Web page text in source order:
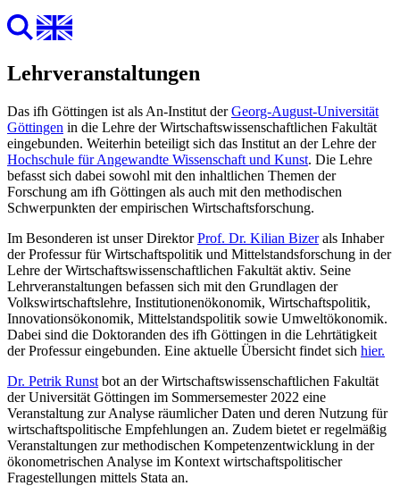
Lehrveranstaltungen
Das ifh Göttingen ist als An-Institut derGeorg-August-Universität
Göttingen in die Lehre der Wirtschaftswissenschaftlichen Fakultät
eingebunden. Weiterhin beteiligt sich das Institut an der Lehre der
Hochschule für Angewandte Wissenschaft und Kunst. Die Lehre
befasst sich dabei sowohl mit den inhaltlichen Themen der
Forschung am ifh Göttingen als auch mit den methodischen
Schwerpunkten der empirischen Wirtschaftsforschung.
Im Besonderen ist unser DirektorProf. Dr. Kilian Bizerals Inhaber
der Professur für Wirtschaftspolitik und Mittelstandsforschung in der
Lehre der Wirtschaftswissenschaftlichen Fakultät aktiv. Seine
Lehrveranstaltungen befassen sich mit den Grundlagen der
Volkswirtschaftslehre, Institutionenökonomik, Wirtschaftspolitik,
Innovationsökonomik, Mittelstandspolitik sowie Umweltökonomik.
Dabei sind die Doktoranden des ifh Göttingen in die Lehrtätigkeit
der Professur eingebunden. Eine aktuelle Übersicht findet sich hier.
Dr. Petrik Runst bot an der Wirtschaftswissenschaftlichen Fakultät
der Universität Göttingen im Sommersemester 2022 eine
Veranstaltung zur Analyse räumlicher Daten und deren Nutzung für
wirtschaftspolitische Empfehlungen an. Zudem bietet er regelmäßig
Veranstaltungen zur methodischen Kompetenzentwicklung in der
ökonometrischen Analyse im Kontext wirtschaftspolitischer
Fragestellungen mittels Stata an.